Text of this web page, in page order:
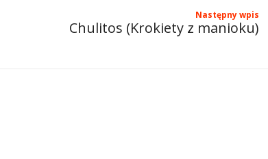
Następny wpis
Chulitos (Krokiety z manioku)